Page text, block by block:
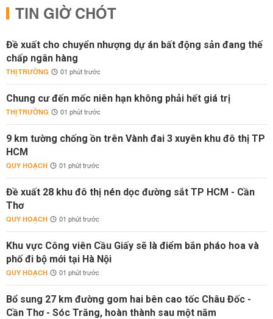
TIN GIỜ CHÓT
Đề xuất cho chuyển nhượng dự án bất động sản đang thế
chấp ngân hàng
THỊ TRƯỜNG 01 phút trước
Chung cư đến mốc niên hạn không phải hết giá trị
THỊ TRƯỜNG 01 phút trước
9 km tường chống ồn trên Vành đai 3 xuyên khu đô thị TP
HCM
QUY HOẠCH 01 phút trước
Đề xuất 28 khu đô thị nén dọc đường sắt TP HCM - Cần
Thơ
QUY HOẠCH 01 phút trước
Khu vực Công viên Cầu Giấy sẽ là điểm bắn pháo hoa và
phố đi bộ mới tại Hà Nội
QUY HOẠCH 01 phút trước
Bổ sung 27 km đường gom hai bên cao tốc Châu Đốc -
Cần Thơ - Sóc Trăng, hoàn thành sau một năm